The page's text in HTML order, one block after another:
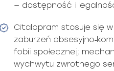
— dostępność i
Citalopram stosuje się
zaburzeń
fobii społecznej;
wychwytu zwrotnego